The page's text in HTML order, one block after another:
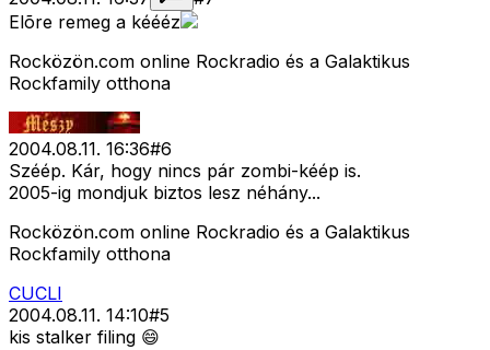
Elõre remeg a kéééz
Rocközön.com online Rockradio és a Galaktikus
Rockfamily otthona
2004.08.11. 16:36#6
Széép. Kár, hogy nincs pár zombi-kéép is.
2005-ig mondjuk biztos lesz néhány...
Rocközön.com online Rockradio és a Galaktikus
Rockfamily otthona
CUCLI
2004.08.11. 14:10#5
kis stalker filing 😄